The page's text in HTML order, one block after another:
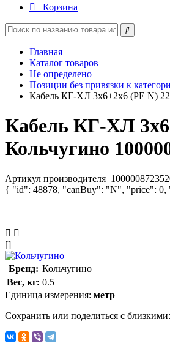
Корзина
Главная
Каталог товаров
Не определено
Позиции без привязки к
Кабель КГ-ХЛ 3х6+2х6 (PE N)
Кабель КГ-ХЛ
Кольчугино
Артикул производителя
{ "id": 48878, "canBuy": "N", "price": 0,
[]
Бренд: Кольчугино
Вес, кг: 0.5
Единица измерения: метр
Сохранить или поделиться с близкими: